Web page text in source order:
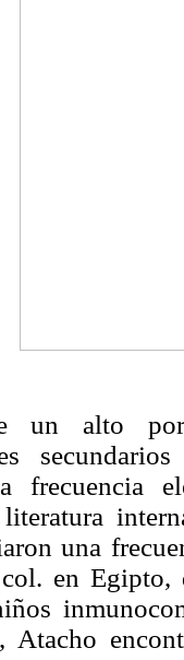
un alto
frecuencia
una
en Egipto,
Atacho